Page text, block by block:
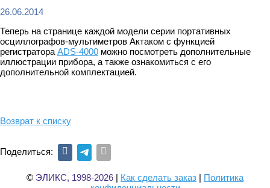
26.06.2014
Теперь на странице каждой модели серии портативных
осциллографов-мультиметров Актаком с функцией
регистратора ADS-4000 можно посмотреть дополнительные
иллюстрации прибора, а также ознакомиться с его
дополнительной комплектацией.
Возврат к списку
Поделиться:
© ЭЛИКС, 1998-2026 | Как сделать заказ | Политика